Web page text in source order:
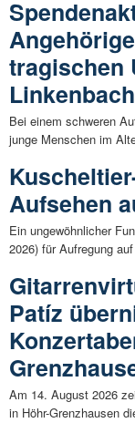
tragischen
Linkenbach
Bei einem schweren
junge Menschen im
Aufsehen
Ein ungewöhnlicher
2026) für Aufregung
Patíz
Am 14. August 2026
in Höhr-Grenzhausen